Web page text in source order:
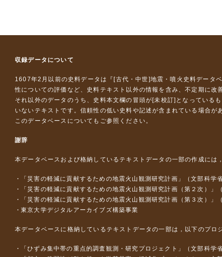
収録データについて
1607年2月以前の史料データは『 [古代・中世]地震・噴火史料データ
性についての評価など、史料テキスト以外の情報を含み、不定期に改
それ以外のデータのうち、史料本文欄の冒頭が[未校訂]となっている
いないテキストです。信頼性の低い史料や記述が含まれている場合が
このデータベースについて もご参照ください。
謝辞
本データベースおよび格納しているテキストデータの一部の作成には
「災害の軽減に貢献するための地震火山観測研究計画」（文部科学
「災害の軽減に貢献するための地震火山観測研究計画（第２次）」
「災害の軽減に貢献するための地震火山観測研究計画（第３次）」
東京大学デジタルアーカイブズ構築事業
本データベースに格納しているテキストデータの一部は，以下のプロ
「ひずみ集中帯の重点的調査観測・研究プロジェクト」（文部科